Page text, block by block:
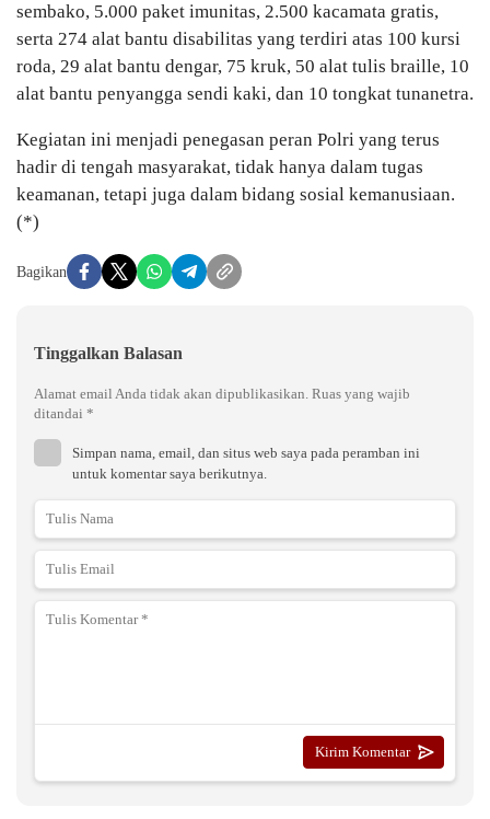
sembako, 5.000 paket imunitas, 2.500 kacamata gratis,
serta 274 alat bantu disabilitas yang terdiri atas 100 kursi
roda, 29 alat bantu dengar, 75 kruk, 50 alat tulis braille, 10
alat bantu penyangga sendi kaki, dan 10 tongkat tunanetra.
Kegiatan ini menjadi penegasan peran Polri yang terus
hadir di tengah masyarakat, tidak hanya dalam tugas
keamanan, tetapi juga dalam bidang sosial kemanusiaan.
(*)
Bagikan
Tinggalkan Balasan
Alamat email Anda tidak akan dipublikasikan. Ruas yang wajib
ditandai *
Simpan nama, email, dan situs web saya pada peramban ini
untuk komentar saya berikutnya.